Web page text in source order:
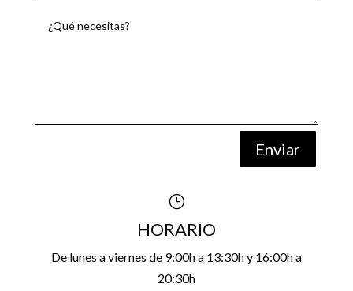
Enviar
}
HORARIO
De lunes a viernes de 9:00h a 13:30h y 16:00h a
20:30h